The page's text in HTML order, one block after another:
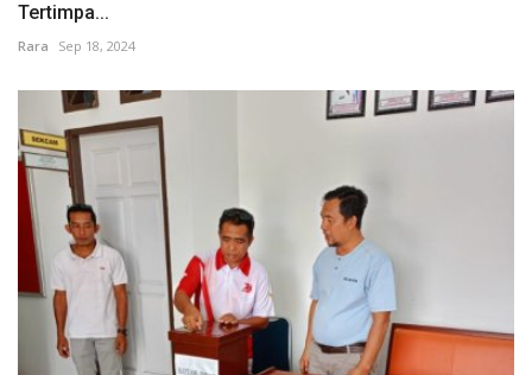
Tertimpa...
Rara Sep 18, 2024